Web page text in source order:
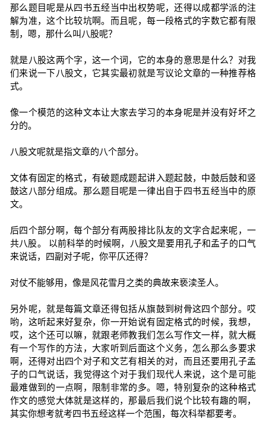
那么题目呢是从四书五经当中出权势呢，还得以成都学派的注
解为准，这个比较坑啊。而且呢，每一段格式的字数它都有限
制，嗯，那什么叫八股呢？
就是八股这两个字，这一个词，它的本身的意思是什么？对我
们来说一下八股文，它其实最初就是写议论文章的一种推荐格
式。
像一个模范的这种文本让大家去学习的本身呢是并没有好坏之
分的。
八股文呢就是指文章的八个部分。
文体有固定的格式，有破题成题起讲入题起鼓，中鼓后鼓和竖
鼓这八部分组成。那么题目呢是一律出自于四书五经当中的原
文。
后四个部分啊，每个部分有两股排比队友的文字合起来呢，一
共八股。 以前科举的时候啊，八股文是要用孔子和孟子的口气
来说话，四副对子呢，你平仄还得？
对仗不能够用，像是风花雪月之类的典故来亵渎圣人。
另外呢，就是每篇文章还得包括从旗鼓到树骨这四个部分。哎
哟，这听起来好复杂，你一开始说有固定格式的时候，我想，
哎，这个还可以嘛，就跟老师教我们怎么写作文一样，就大概
有一个写作的方法，大家听到后面这个义务，怎么那么多要求
啊，还得对出四个对子和文艺有相关的对，而且还要用孔子孟
子的口气说话，我觉得这个对于我们现代人来说，这个是可能
最难做到的一点啊，限制非常的多。嗯，特别复杂的这种格式
作文的感觉大体就是这样的，那最后我们说个比较有趣的啊，
其实你想考就考四书五经这样一个范围，每次科举都要考。